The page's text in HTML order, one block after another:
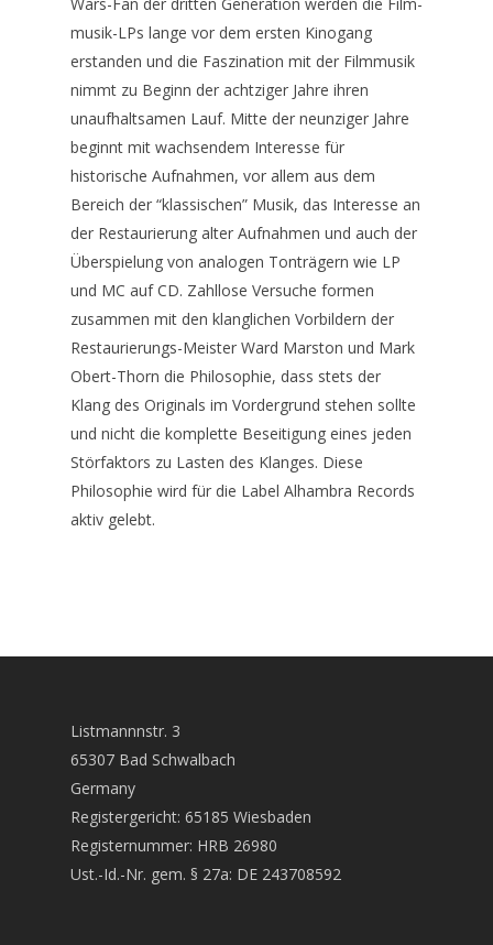
musik-LPs lange vor dem ersten Kinogang
erstanden und die Faszination mit der Filmmusik
nimmt zu Beginn der achtziger Jahre ihren
unaufhaltsamen Lauf. Mitte der neunziger Jahre
beginnt mit wachsendem Interesse für
historische Aufnahmen, vor allem aus dem
Bereich der “klassischen” Musik, das Interesse an
der Restaurierung alter Aufnahmen und auch der
Überspielung von analogen Tonträgern wie LP
und MC auf CD. Zahllose Versuche formen
zusammen mit den klanglichen Vorbildern der
Restaurierungs-Meister Ward Marston und Mark
Obert-Thorn die Philosophie, dass stets der
Klang des Originals im Vordergrund stehen sollte
und nicht die komplette Beseitigung eines jeden
Störfaktors zu Lasten des Klanges. Diese
Philosophie wird für die Label Alhambra Records
aktiv gelebt.
Listmannnstr. 3
65307 Bad Schwalbach
Germany
Registergericht: 65185 Wiesbaden
Registernummer: HRB 26980
Ust.-Id.-Nr. gem. § 27a: DE 243708592